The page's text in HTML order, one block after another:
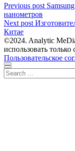
Навигация
по
записям
Previous post Previous
нанометров
Next post Next
Китае
©2024. Analytic
использовать
Пользовательское
Scroll
to
Close
Search
for: